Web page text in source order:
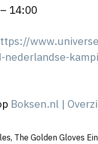
14:00
Boksen.nl |
The Golden Gloves